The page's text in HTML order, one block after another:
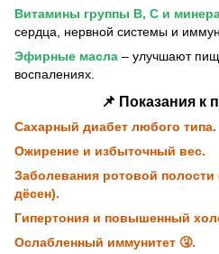
Витамины группы B, C и
сердца, нервной системы и
Эфирные масла – улучшают
воспалениях.
📌 Показания к
Сахарный диабет любого типа.
Ожирение и избыточный вес.
Заболевания ротовой полости
дёсен).
Гипертония и повышенный
Ослабленный иммунитет 🤧.